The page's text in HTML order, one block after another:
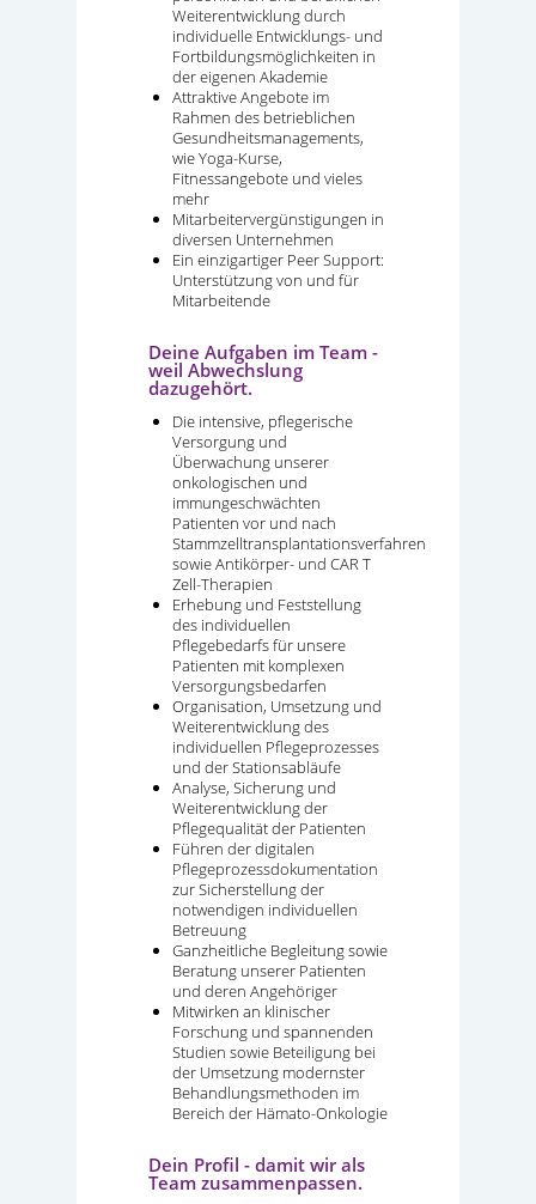
Weiterentwicklung durch
individuelle Entwicklungs- und
Fortbildungsmöglichkeiten in
der eigenen Akademie
Attraktive Angebote im
Rahmen des betrieblichen
Gesundheitsmanagements,
wie Yoga-Kurse,
Fitnessangebote und vieles
mehr
Mitarbeitervergünstigungen in
diversen Unternehmen
Ein einzigartiger Peer Support:
Unterstützung von und für
Mitarbeitende
Deine Aufgaben im Team -
weil Abwechslung
dazugehört.
Die intensive, pflegerische
Versorgung und
Überwachung unserer
onkologischen und
immungeschwächten
Patienten vor und nach
Stammzelltransplantationsverfahren
sowie Antikörper- und CAR T
Zell-Therapien
Erhebung und Feststellung
des individuellen
Pflegebedarfs für unsere
Patienten mit komplexen
Versorgungsbedarfen
Organisation, Umsetzung und
Weiterentwicklung des
individuellen Pflegeprozesses
und der Stationsabläufe
Analyse, Sicherung und
Weiterentwicklung der
Pflegequalität der Patienten
Führen der digitalen
Pflegeprozessdokumentation
zur Sicherstellung der
notwendigen individuellen
Betreuung
Ganzheitliche Begleitung sowie
Beratung unserer Patienten
und deren Angehöriger
Mitwirken an klinischer
Forschung und spannenden
Studien sowie Beteiligung bei
der Umsetzung modernster
Behandlungsmethoden im
Bereich der Hämato-Onkologie
Dein Profil - damit wir als
Team zusammenpassen.